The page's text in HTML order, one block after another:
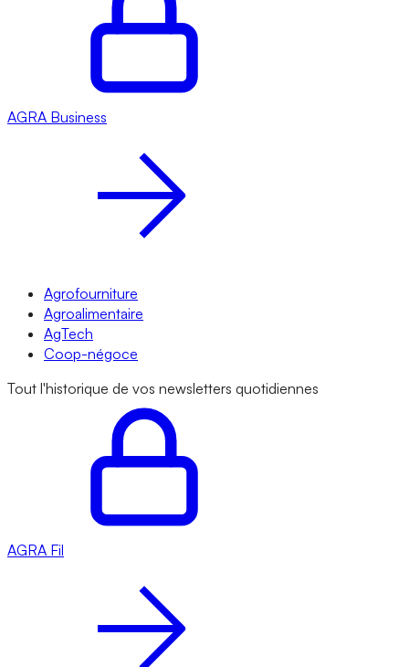
AGRA Business
Agrofourniture
Agroalimentaire
AgTech
Coop-négoce
Tout l'historique de vos newsletters quotidiennes
AGRA Fil